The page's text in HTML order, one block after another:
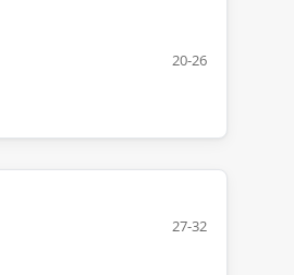
20-26
27-32